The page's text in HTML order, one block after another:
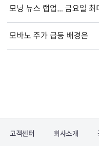
모닝 뉴스 랩업... 금요일
모바노 주가 급등 배경은
고객센터 회사소개